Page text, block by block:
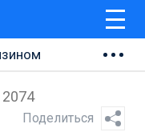
2074
Поделиться